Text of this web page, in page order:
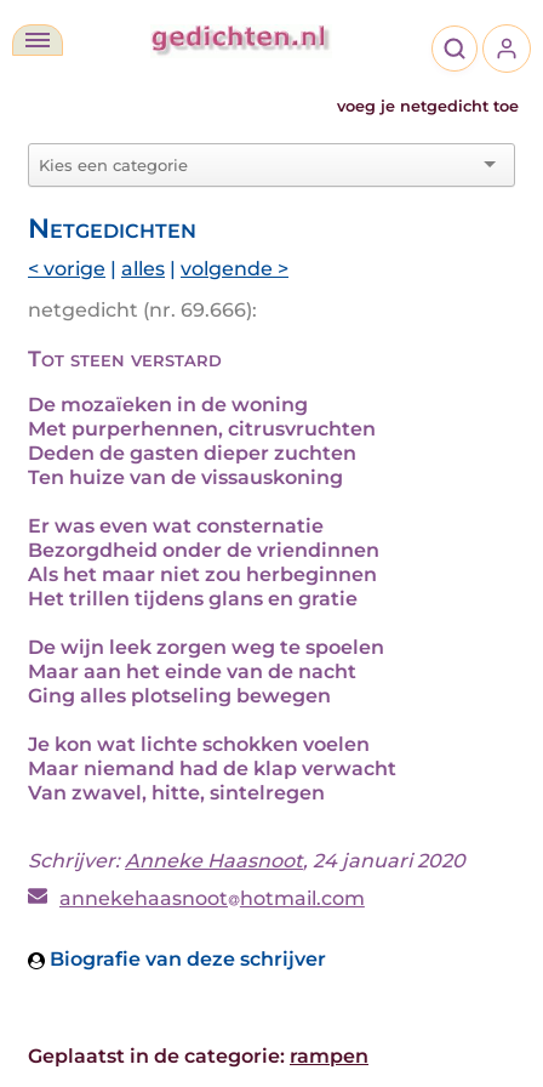
voeg je netgedicht toe
Netgedichten
< vorige | alles | volgende >
netgedicht (nr. 69.666):
Tot steen verstard
De mozaïeken in de woning
Met purperhennen, citrusvruchten
Deden de gasten dieper zuchten
Ten huize van de vissauskoning
Er was even wat consternatie
Bezorgdheid onder de vriendinnen
Als het maar niet zou herbeginnen
Het trillen tijdens glans en gratie
De wijn leek zorgen weg te spoelen
Maar aan het einde van de nacht
Ging alles plotseling bewegen
Je kon wat lichte schokken voelen
Maar niemand had de klap verwacht
Van zwavel, hitte, sintelregen
Schrijver:Anneke Haasnoot, 24 januari 2020
annekehaasnoot hotmail.com
Biografie van deze schrijver
Geplaatst in de categorie: rampen